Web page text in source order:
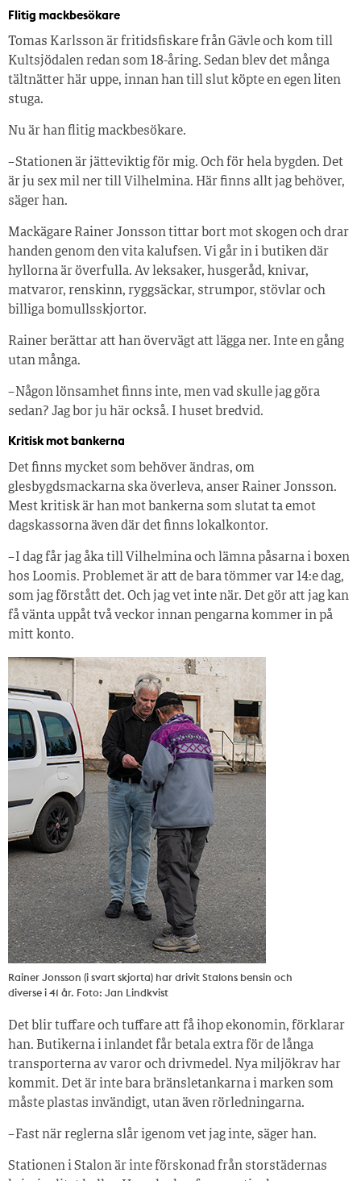
Flitig mackbesökare
Tomas Karlsson är fritidsfiskare från Gävle och kom till
Kultsjödalen redan som 18-åring. Sedan blev det många
tältnätter här uppe, innan han till slut köpte en egen liten
stuga.
Nu är han flitig mackbesökare.
– Stationen är jätteviktig för mig. Och för hela bygden. Det
är ju sex mil ner till Vilhelmina. Här finns allt jag behöver,
säger han.
Mackägare Rainer Jonsson tittar bort mot skogen och drar
handen genom den vita kalufsen. Vi går in i butiken där
hyllorna är överfulla. Av leksaker, husgeråd, knivar,
matvaror, renskinn, ryggsäckar, strumpor, stövlar och
billiga bomullsskjortor.
Rainer berättar att han övervägt att lägga ner. Inte en gång
utan många.
– Någon lönsamhet finns inte, men vad skulle jag göra
sedan? Jag bor ju här också. I huset bredvid.
Kritisk mot bankerna
Det finns mycket som behöver ändras, om
glesbygdsmackarna ska överleva, anser Rainer Jonsson.
Mest kritisk är han mot bankerna som slutat ta emot
dagskassorna även där det finns lokalkontor.
– I dag får jag åka till Vilhelmina och lämna påsarna i boxen
hos Loomis. Problemet är att de bara tömmer var 14:e dag,
som jag förstått det. Och jag vet inte när. Det gör att jag kan
få vänta uppåt två veckor innan pengarna kommer in på
mitt konto.
Rainer Jonsson (i svart skjorta) har drivit Stalons bensin och
diverse i 41 år. Foto: Jan Lindkvist
Det blir tuffare och tuffare att få ihop ekonomin, förklarar
han. Butikerna i inlandet får betala extra för de långa
transporterna av varor och drivmedel. Nya miljökrav har
kommit. Det är inte bara bränsletankarna i marken som
måste plastas invändigt, utan även rörledningarna.
– Fast när reglerna slår igenom vet jag inte, säger han.
Stationen i Stalon är inte förskonad från storstädernas